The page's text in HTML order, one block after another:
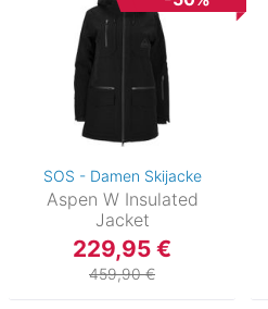
SOS - Damen Skijacke
Aspen W Insulated
Jacket
229,95 €
459,90 €